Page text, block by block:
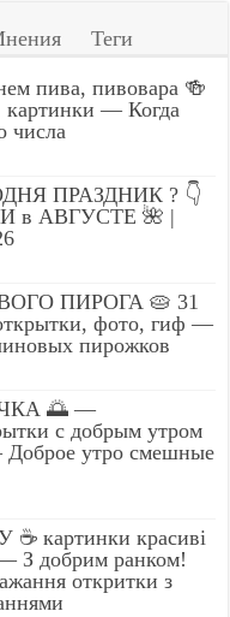
Теги
пива, пивовара 🍻
картинки — Когда
числа
ПРАЗДНИК ? 👇
в АВГУСТЕ 🌺 |
ПИРОГА 🥧 31
фото, гиф —
пирожков
🌅 —
с добрым утром
утро смешные
картинки красиві
З добрим ранком!
откритки з